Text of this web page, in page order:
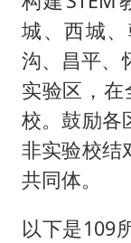
城、西城
沟、昌平、
实验区，
校。鼓励各
非实验校结
共同体。
以下是109